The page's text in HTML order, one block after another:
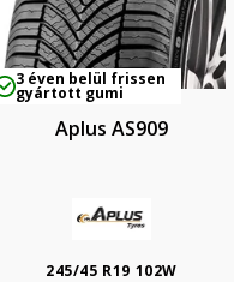
3 éven belül frissen
gyártott gumi
Aplus AS909
245/45 R19 102W